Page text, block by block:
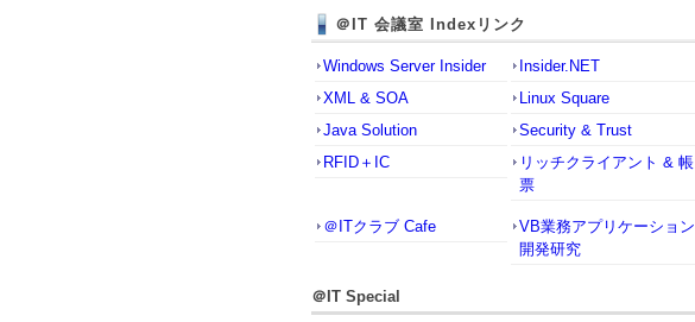
＠IT 会議室 Indexリンク
Windows Server Insider Insider.NET
XML & SOA
Linux Square
Java Solution
Security & Trust
RFID＋IC
リッチクライアント & 帳
票
＠ITクラブ Cafe
VB業務アプリケーション
開発研究
＠IT Special